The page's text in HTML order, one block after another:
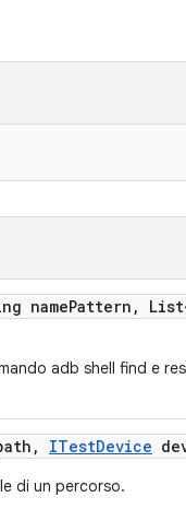
namePattern ,
adb shell find e
, ITestDevice
di un percorso.